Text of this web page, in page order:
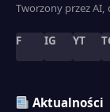
Tworzony przez AI,
F IG YT
Aktualności